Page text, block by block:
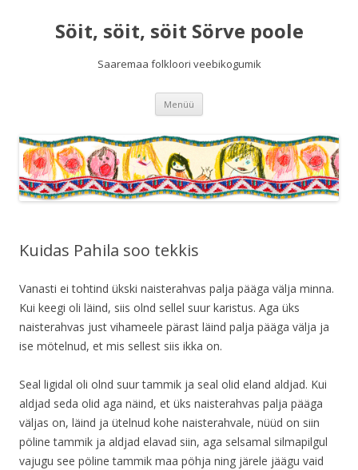
Söit, söit, söit Sörve poole
Saaremaa folkloori veebikogumik
Menüü
Kuidas Pahila soo tekkis
Vanasti ei tohtind ükski naisterahvas palja pääga välja minna.
Kui keegi oli läind, siis olnd sellel suur karistus. Aga üks
naisterahvas just vihameele pärast läind palja pääga välja ja
ise mötelnud, et mis sellest siis ikka on.
Seal ligidal oli olnd suur tammik ja seal olid eland aldjad. Kui
aldjad seda olid aga näind, et üks naisterahvas palja pääga
väljas on, läind ja ütelnud kohe naisterahvale, nüüd on siin
pöline tammik ja aldjad elavad siin, aga selsamal silmapilgul
vajugu see pöline tammik maa pöhja ning järele jäägu vaid